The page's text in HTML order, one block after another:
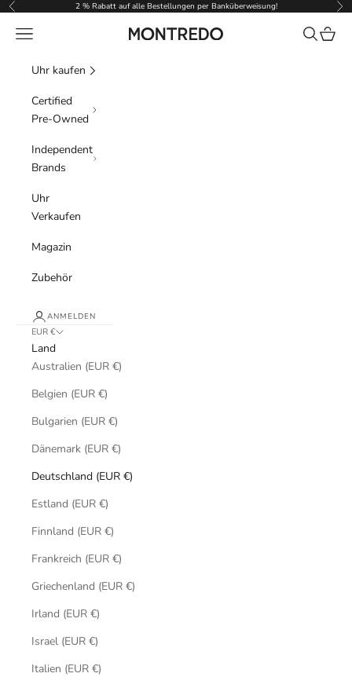
Zum Inhalt springen
Zurück 2 % Rabatt auf alle Bestellungen per Banküberweisung! Vor
Montredo
Menü Suchen
Uhr kaufen
Certified
Pre-Owned
Independent
Brands
Uhr
Verkaufen
Magazin
Zubehör
ANMELDEN
EUR €
Land
Australien (EUR €)
Belgien (EUR €)
Bulgarien (EUR €)
Dänemark (EUR €)
Deutschland (EUR €)
Estland (EUR €)
Finnland (EUR €)
Frankreich (EUR €)
Griechenland (EUR €)
Irland (EUR €)
Israel (EUR €)
Italien (EUR €)